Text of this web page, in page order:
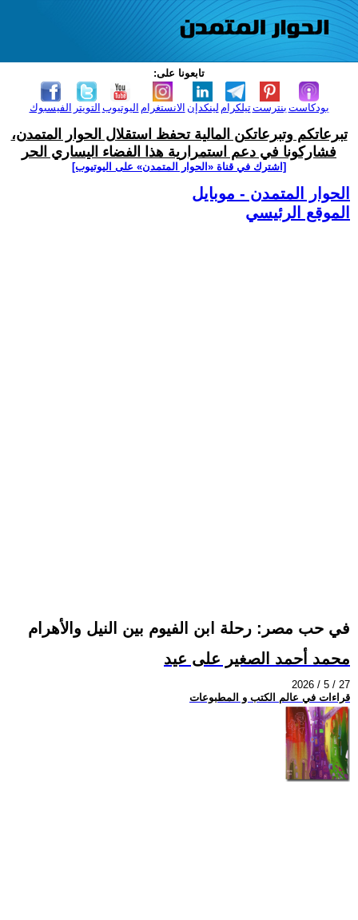
تابعونا على:
الفيسبوك التويتر اليوتيوب الانستغرام لينكدإن تيلكرامبنترست بودكاست
تبرعاتكم وتبرعاتكن المالية تحفظ استقلال الحوار المتمدن،
فشاركونا في دعم استمرارية هذا الفضاء اليساري الحر
[اشترك في قناة ‫«الحوار المتمدن» على اليوتيوب]
الحوار المتمدن - موبايل
الموقع الرئيسي
في حب مصر: رحلة ابن الفيوم بين النيل والأهرام
محمد أحمد الصغير على عيد
2026 / 5 / 27
قراءات في عالم الكتب و المطبوعات